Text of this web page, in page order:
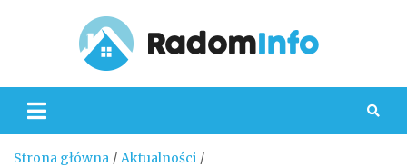
Strona główna
Aktualności